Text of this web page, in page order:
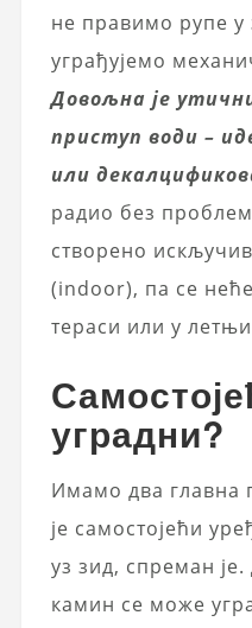
не правимо рупе у
уграђујемо
Довољна је
приступ води –
или
радио без
створено
(indoor), па се
тераси или у
уградни?
Имамо два главна
је самостојећи
уз зид, спреман
камин се може